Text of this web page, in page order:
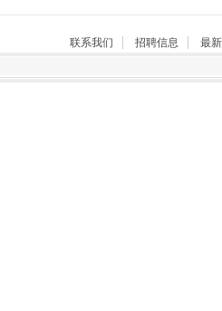
联系我们 招聘信息
最